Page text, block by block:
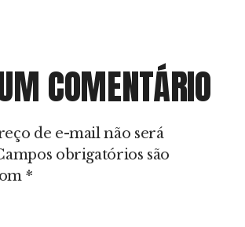
COMENTÁRIO
de e-mail não será
obrigatórios são
*